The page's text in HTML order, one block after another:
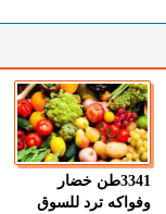
3341طن خضار
وفواكه ترد للسوق